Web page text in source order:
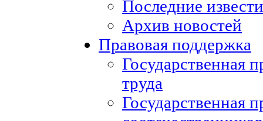
Последние
Архив новостей
Правовая поддержка
Государственная
труда
Государственная